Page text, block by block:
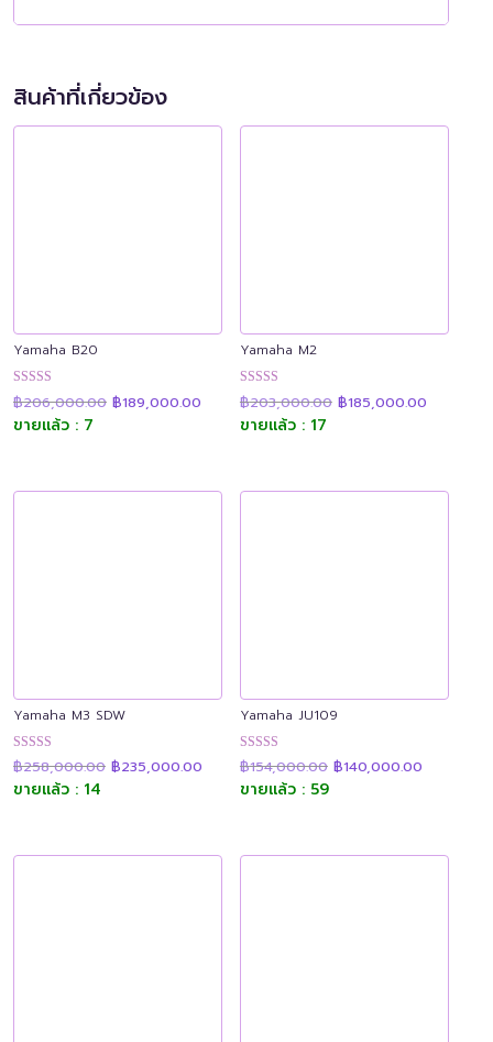
สินค้าที่เกี่ยวข้อง
Yamaha B20
ให้คะแนน
4.91
ตั้งแต่ 1-5
฿206,000.00 Original
price
฿189,000.00 Current
฿189,000.00.
ขายแล้ว : 7
Yamaha M2
ให้คะแนน
4.89
ตั้งแต่ 1-5
฿203,000.00 Original
price
฿185,000.00price
ขายแล้ว : 17
Yamaha M3 SDW
ให้คะแนน
4.87
ตั้งแต่ 1-5
฿258,000.00 Original
price
฿235,000.00 Current
฿235,000.00.
ขายแล้ว : 14
Yamaha JU109
ให้คะแนน
4.89
ตั้งแต่ 1-5
฿154,000.00 Original
price
฿140,000.00price
ขายแล้ว : 59